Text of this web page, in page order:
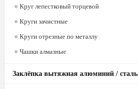
Круг лепестковый торцевой
Круги зачистные
Круги отрезные по металлу
Чашки алмазные
Заклёпка вытяжная алюминий / сталь